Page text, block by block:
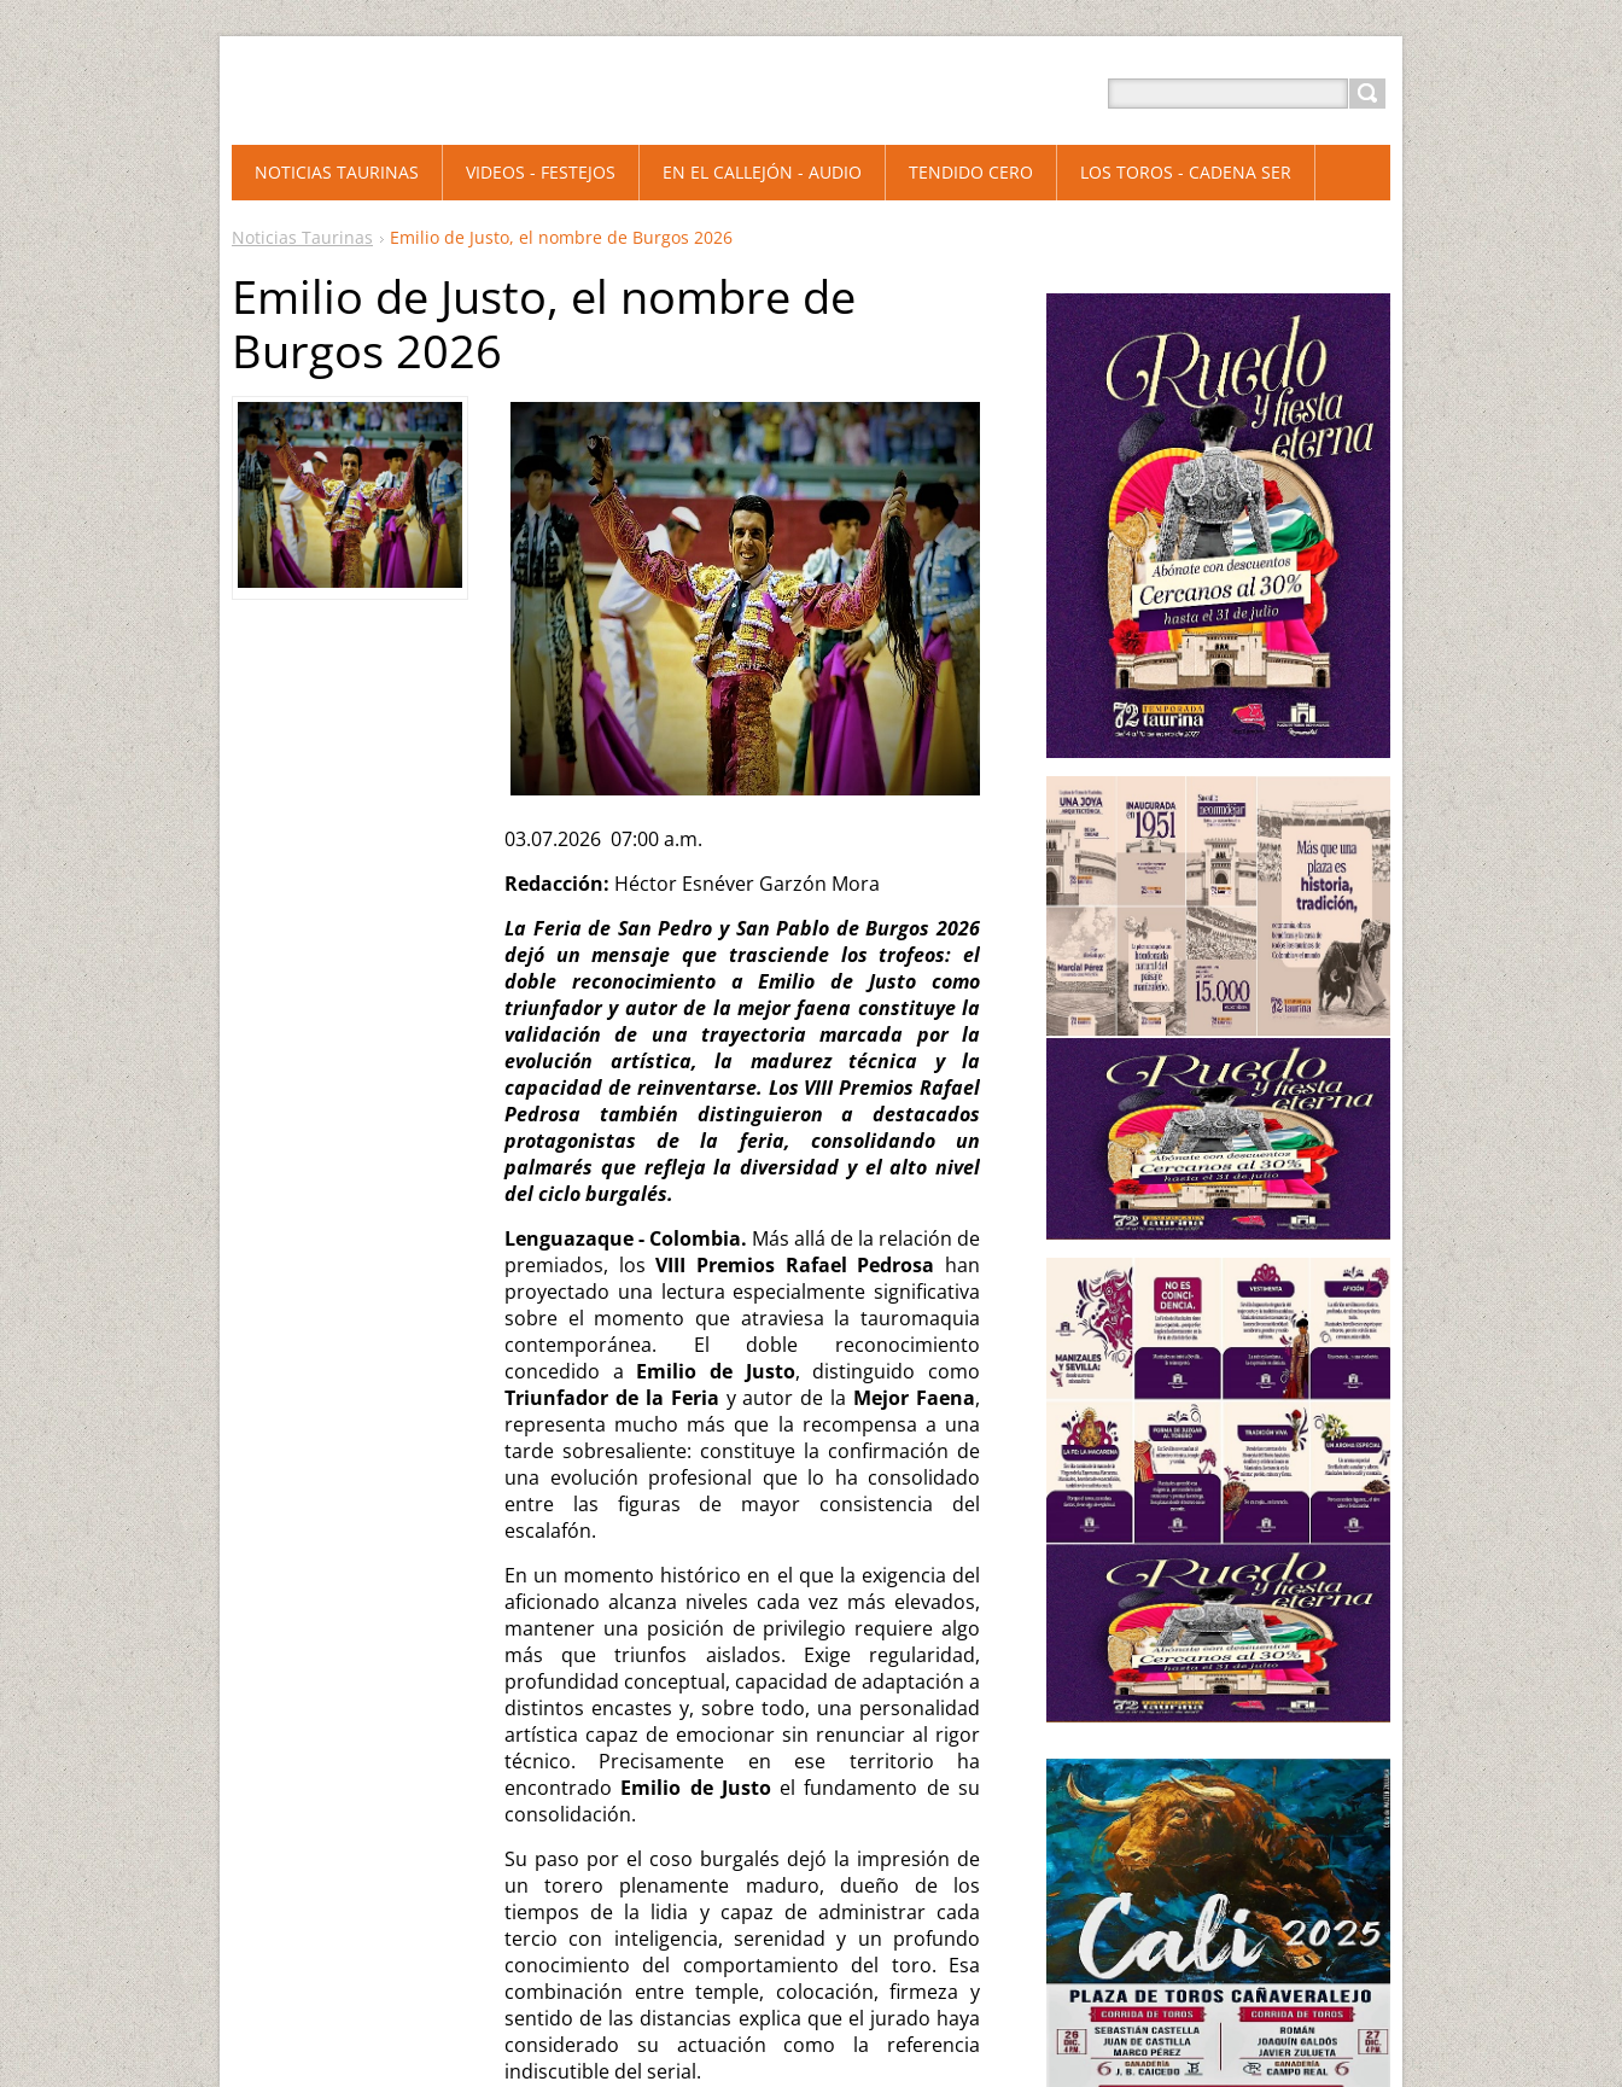
Noticias Taurinas Emilio de Justo, el nombre de Burgos 2026
Emilio de Justo, el nombre de
Burgos 2026
03.07.2026 07:00 a.m.
Redacción: Héctor Esnéver Garzón Mora
La Feria de San Pedro y San Pablo de Burgos 2026
dejó un mensaje que trasciende los trofeos: el
doble reconocimiento a Emilio de Justo como
triunfador y autor de la mejor faena constituye la
validación de una trayectoria marcada por la
evolución artística, la madurez técnica y la
capacidad de reinventarse. Los VIII Premios Rafael
Pedrosa también distinguieron a destacados
protagonistas de la feria, consolidando un
palmarés que refleja la diversidad y el alto nivel
del ciclo burgalés.
Lenguazaque - Colombia. Más allá de la relación de
premiados, losVIII Premios Rafael Pedrosa han
proyectado una lectura especialmente significativa
sobre el momento que atraviesa la tauromaquia
contemporánea. El doble reconocimiento
concedido a Emilio de Justo, distinguido como
Triunfador de la Feria y autor de la Mejor Faena,
representa mucho más que la recompensa a una
tarde sobresaliente: constituye la confirmación de
una evolución profesional que lo ha consolidado
entre las figuras de mayor consistencia del
escalafón.
En un momento histórico en el que la exigencia del
aficionado alcanza niveles cada vez más elevados,
mantener una posición de privilegio requiere algo
más que triunfos aislados. Exige regularidad,
profundidad conceptual, capacidad de adaptación a
distintos encastes y, sobre todo, una personalidad
artística capaz de emocionar sin renunciar al rigor
técnico. Precisamente en ese territorio ha
encontrado Emilio de Justoel fundamento de su
consolidación.
Su paso por el coso burgalés dejó la impresión de
un torero plenamente maduro, dueño de los
tiempos de la lidia y capaz de administrar cada
tercio con inteligencia, serenidad y un profundo
conocimiento del comportamiento del toro. Esa
combinación entre temple, colocación, firmeza y
sentido de las distancias explica que el jurado haya
considerado su actuación como la referencia
indiscutible del serial.
NOTICIAS TAURINAS VIDEOS - FESTEJOS EN EL CALLEJÓN - AUDIO TENDIDO CERO LOS TOROS - CADENA SER